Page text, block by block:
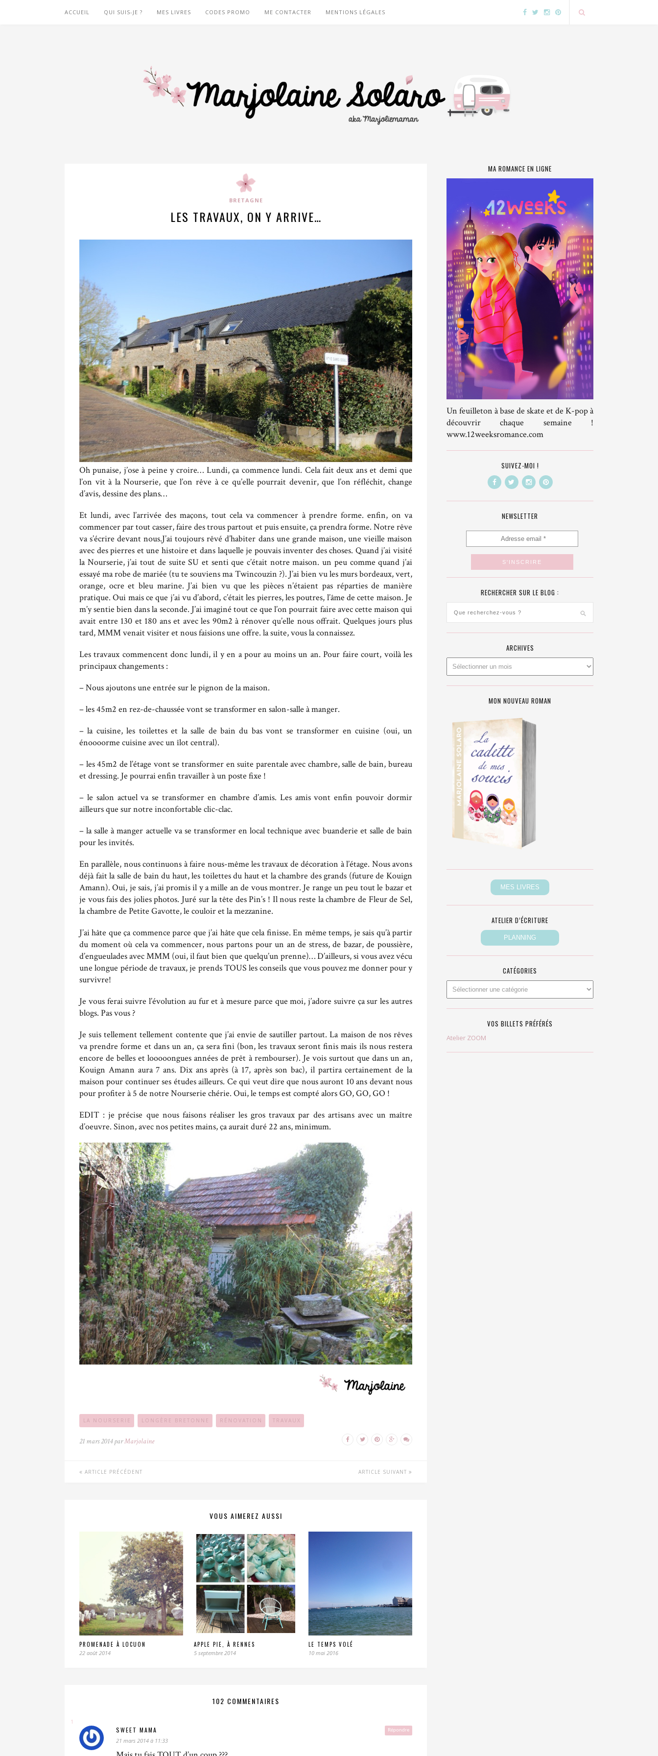
ACCUEIL QUI SUIS-JE ? MES LIVRES CODES PROMO ME CONTACTER MENTIONS LÉGALES
BRETAGNE
LES TRAVAUX, ON Y ARRIVE…
Oh punaise, j’ose à peine y croire… Lundi, ça commence lundi. Cela fait deux ans et demi que
l’on vit à la Nourserie, que l’on rêve à ce qu’elle pourrait devenir, que l’on réfléchit, change
d’avis, dessine des plans…
Et lundi, avec l’arrivée des maçons, tout cela va commencer à prendre forme. enfin, on va
commencer par tout casser, faire des trous partout et puis ensuite, ça prendra forme. Notre rêve
va s’écrire devant nous.J’ai toujours rêvé d’habiter dans une grande maison, une vieille maison
avec des pierres et une histoire et dans laquelle je pouvais inventer des choses. Quand j’ai visité
la Nourserie, j’ai tout de suite SU et senti que c’était notre maison. un peu comme quand j’ai
essayé ma robe de mariée (tu te souviens ma Twincouzin ?). J’ai bien vu les murs bordeaux, vert,
orange, ocre et bleu marine. J’ai bien vu que les pièces n’étaient pas réparties de manière
pratique. Oui mais ce que j’ai vu d’abord, c’était les pierres, les poutres, l’âme de cette maison. Je
m’y sentie bien dans la seconde. J’ai imaginé tout ce que l’on pourrait faire avec cette maison qui
avait entre 130 et 180 ans et avec les 90m2 à rénover qu’elle nous offrait. Quelques jours plus
tard, MMM venait visiter et nous faisions une offre. la suite, vous la connaissez.
Les travaux commencent donc lundi, il y en a pour au moins un an. Pour faire court, voilà les
principaux changements :
– Nous ajoutons une entrée sur le pignon de la maison.
– les 45m2 en rez-de-chaussée vont se transformer en salon-salle à manger.
– la cuisine, les toilettes et la salle de bain du bas vont se transformer en cuisine (oui, un
énoooorme cuisine avec un îlot central).
– les 45m2 de l’étage vont se transformer en suite parentale avec chambre, salle de bain, bureau
et dressing. Je pourrai enfin travailler à un poste fixe !
– le salon actuel va se transformer en chambre d’amis. Les amis vont enfin pouvoir dormir
ailleurs que sur notre inconfortable clic-clac.
– la salle à manger actuelle va se transformer en local technique avec buanderie et salle de bain
pour les invités.
En parallèle, nous continuons à faire nous-même les travaux de décoration à l’étage. Nous avons
déjà fait la salle de bain du haut, les toilettes du haut et la chambre des grands (future de Kouign
Amann). Oui, je sais, j’ai promis il y a mille an de vous montrer. Je range un peu tout le bazar et
je vous fais des jolies photos. Juré sur la tête des Pin’s ! Il nous reste la chambre de Fleur de Sel,
la chambre de Petite Gavotte, le couloir et la mezzanine.
J’ai hâte que ça commence parce que j’ai hâte que cela finisse. En même temps, je sais qu’à partir
du moment où cela va commencer, nous partons pour un an de stress, de bazar, de poussière,
d’engueulades avec MMM (oui, il faut bien que quelqu’un prenne)… D’ailleurs, si vous avez vécu
une longue période de travaux, je prends TOUS les conseils que vous pouvez me donner pour y
survivre!
Je vous ferai suivre l’évolution au fur et à mesure parce que moi, j’adore suivre ça sur les autres
blogs. Pas vous ?
Je suis tellement tellement contente que j’ai envie de sautiller partout. La maison de nos rêves
va prendre forme et dans un an, ça sera fini (bon, les travaux seront finis mais ils nous restera
encore de belles et looooongues années de prêt à rembourser). Je vois surtout que dans un an,
Kouign Amann aura 7 ans. Dix ans après (à 17, après son bac), il partira certainement de la
maison pour continuer ses études ailleurs. Ce qui veut dire que nous auront 10 ans devant nous
pour profiter à 5 de notre Nourserie chérie. Oui, le temps est compté alors GO, GO, GO !
EDIT : je précise que nous faisons réaliser les gros travaux par des artisans avec un maître
d’oeuvre. Sinon, avec nos petites mains, ça aurait duré 22 ans, minimum.
LA NOURSERIE LONGÈRE BRETONNE RÉNOVATION TRAVAUX
21 mars 2014 parMarjolaine
ARTICLE PRÉCÉDENT ARTICLE SUIVANT
VOUS AIMEREZ AUSSI
PROMENADE À LOCUON
22 août 2014
APPLE PIE, À RENNES
5 septembre 2014
LE TEMPS VOLÉ
10 mai 2016
102 COMMENTAIRES
Répondre
SWEET MAMA
21 mars 2014 à 11:33
MA ROMANCE EN LIGNE
Un feuilleton à base de skate et de K-pop à
découvrir chaque semaine !
www.12weeksromance.com
SUIVEZ-MOI !
NEWSLETTER
RECHERCHER SUR LE BLOG :
ARCHIVES
MON NOUVEAU ROMAN
ATELIER D’ÉCRITURE
CATÉGORIES
VOS BILLETS PRÉFÉRÉS
Atelier ZOOM